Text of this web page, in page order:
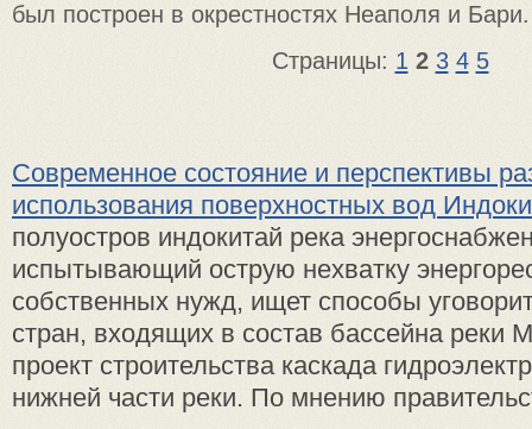
был построен в окрестностях Неаполя и Бари.
Страницы: 1 2 3 4 5
Современное состояние и перспективы
использования поверхностных вод
полуостров индокитай река
испытывающий острую нехватку
собственных нужд, ищет способы
стран, входящих в состав бассейна реки
проект строительства каскада
нижней части реки. По мнению